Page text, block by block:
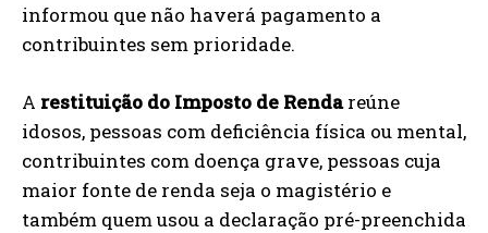
informou que não haverá pagamento a
contribuintes sem prioridade.
A restituição do Imposto de Rendareúne
idosos, pessoas com deficiência física ou mental,
contribuintes com doença grave, pessoas cuja
maior fonte de renda seja o magistério e
também quem usou a declaração pré-preenchida